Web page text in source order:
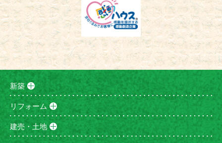
新築
リフォーム
建売・土地